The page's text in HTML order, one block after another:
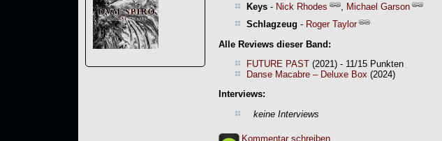
Keys - Nick Rhodes , Michael Garson
Schlagzeug - Roger Taylor
Alle Reviews dieser Band:
FUTURE PAST (2021) - 11/15 Punkten
Danse Macabre – Deluxe Box (2024)
Interviews:
keine Interviews
Kommentar schreiben